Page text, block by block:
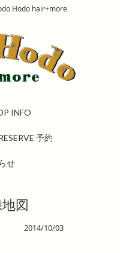
Hodo hair+more
INFO
予約
せ
図
2014/10/03